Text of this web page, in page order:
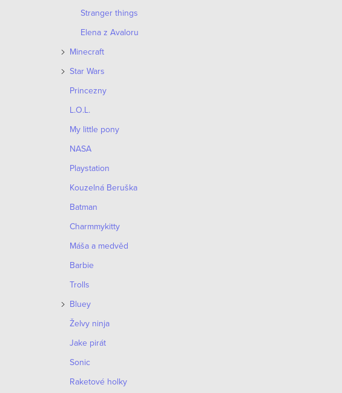
Stranger things
Elena z Avaloru
Minecraft
Star Wars
Princezny
L.O.L.
My little pony
NASA
Playstation
Kouzelná Beruška
Batman
Charmmykitty
Máša a medvěd
Barbie
Trolls
Bluey
Želvy ninja
Jake pirát
Sonic
Raketové holky